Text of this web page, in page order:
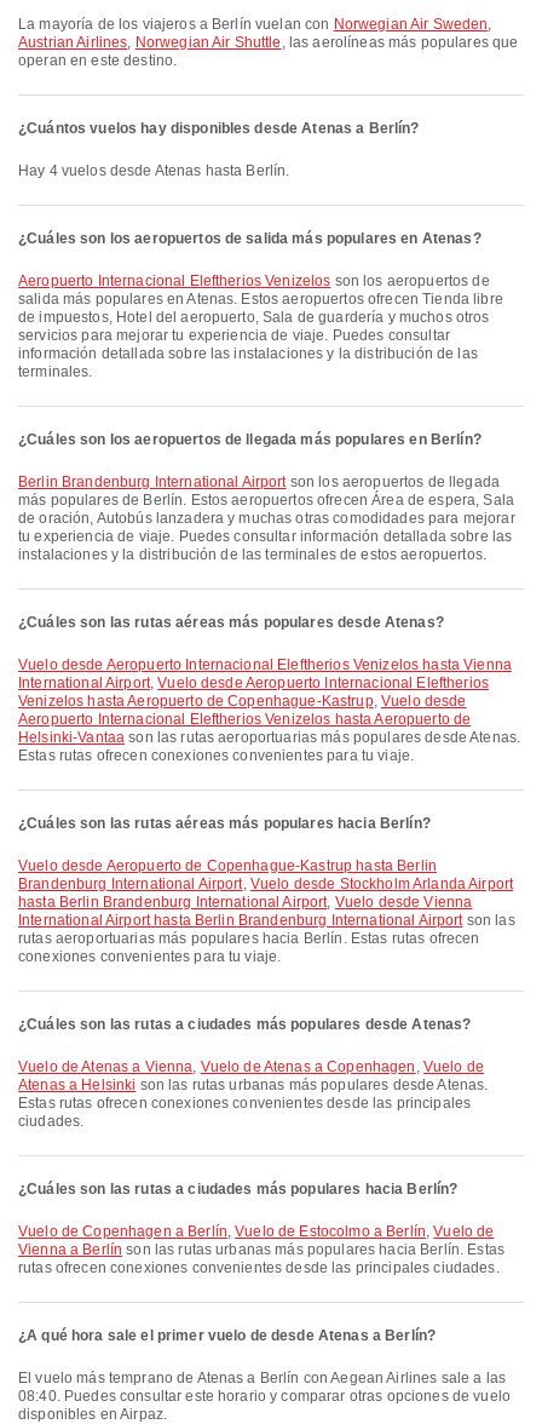
La mayoría de los viajeros a Berlín vuelan con Norwegian Air Sweden,
Austrian Airlines, Norwegian Air Shuttle , las aerolíneas más populares que
operan en este destino.
¿Cuántos vuelos hay disponibles desde Atenas a Berlín?
Hay 4 vuelos desde Atenas hasta Berlín.
¿Cuáles son los aeropuertos de salida más populares en Atenas?
Aeropuerto Internacional Eleftherios Venizelos son los aeropuertos de
salida más populares en Atenas. Estos aeropuertos ofrecen Tienda libre
de impuestos, Hotel del aeropuerto, Sala de guardería y muchos otros
servicios para mejorar tu experiencia de viaje. Puedes consultar
información detallada sobre las instalaciones y la distribución de las
terminales.
¿Cuáles son los aeropuertos de llegada más populares en Berlín?
Berlin Brandenburg International Airportson los aeropuertos de llegada
más populares de Berlín. Estos aeropuertos ofrecen Área de espera, Sala
de oración, Autobús lanzadera y muchas otras comodidades para mejorar
tu experiencia de viaje. Puedes consultar información detallada sobre las
instalaciones y la distribución de las terminales de estos aeropuertos.
¿Cuáles son las rutas aéreas más populares desde Atenas?
Vuelo desde Aeropuerto Internacional Eleftherios Venizelos hasta Vienna
International Airport,Vuelo desde Aeropuerto Internacional Eleftherios
Venizelos hasta Aeropuerto de Copenhague-Kastrup,Vuelo desde
Aeropuerto Internacional Eleftherios Venizelos hasta Aeropuerto de
Helsinki-Vantaa son las rutas aeroportuarias más populares desde Atenas.
Estas rutas ofrecen conexiones convenientes para tu viaje.
¿Cuáles son las rutas aéreas más populares hacia Berlín?
Vuelo desde Aeropuerto de Copenhague-Kastrup hasta Berlin
Brandenburg International Airport, Vuelo desde Stockholm Arlanda Airport
hasta Berlin Brandenburg International Airport, Vuelo desde Vienna
International Airport hasta Berlin Brandenburg International Airportson las
rutas aeroportuarias más populares hacia Berlín. Estas rutas ofrecen
conexiones convenientes para tu viaje.
¿Cuáles son las rutas a ciudades más populares desde Atenas?
Vuelo de Atenas a Vienna, Vuelo de Atenas a Copenhagen , Vuelo de
Atenas a Helsinki son las rutas urbanas más populares desde Atenas.
Estas rutas ofrecen conexiones convenientes desde las principales
ciudades.
¿Cuáles son las rutas a ciudades más populares hacia Berlín?
Vuelo de Copenhagen a Berlín,Vuelo de Estocolmo a Berlín,Vuelo de
Vienna a Berlín son las rutas urbanas más populares hacia Berlín. Estas
rutas ofrecen conexiones convenientes desde las principales ciudades.
¿A qué hora sale el primer vuelo de desde Atenas a Berlín?
El vuelo más temprano de Atenas a Berlín con Aegean Airlines sale a las
08:40. Puedes consultar este horario y comparar otras opciones de vuelo
disponibles en Airpaz.